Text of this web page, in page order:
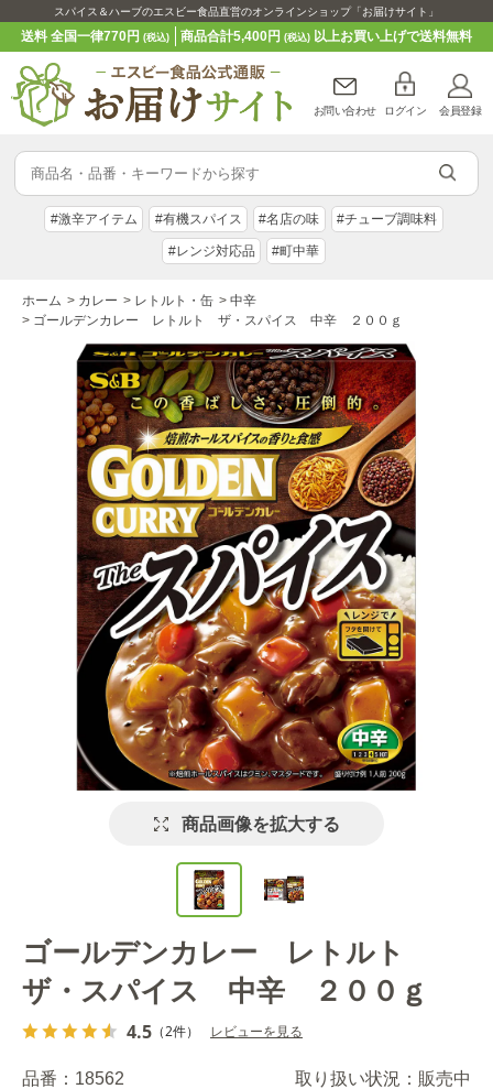
スパイス＆ハーブのエスビー食品直営のオンラインショップ「お届けサイト」
送料 全国一律770円(税込) 商品合計5,400円 (税込)以上お買い上げで送料無料
お問い合わせ ログイン 会員登録
#激辛アイテム #有機スパイス #名店の味 #チューブ調味料
#レンジ対応品 #町中華
ホーム > カレー > レトルト・缶 > 中辛
> ゴールデンカレー レトルト ザ・スパイス 中辛 ２００ｇ
商品画像を拡大する
ゴールデンカレー レトルト
ザ・スパイス 中辛 ２００ｇ
4.5 （2件） レビューを見る
品番： 18562 取り扱い状況： 販売中